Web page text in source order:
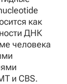
как
ДНК
человека
и CBS.